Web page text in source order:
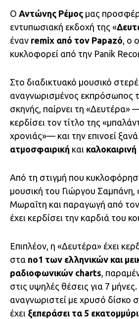
Ο Αντώνης Ρέμος μας
εντυπωσιακή εκδοχή της «
έναν remix από τον Papazó, ο
κυκλοφορεί από την Panik
Στο διαδικτυακό μουσικό
αναγνωρισμένος εκπρόσωπος
σκηνής, παίρνει τη «Δευτέρα»
κερδίσει τον τίτλο της
χρονιάς»— και την επινοεί
ατμοσφαιρική και
Από τη στιγμή που
μουσική του Γιώργου Σαμπάνη,
Μωραΐτη και παραγωγή από
έχει κερδίσει την καρδιά του
Επιπλέον, η «Δευτέρα» έχει
στα no1 των ελληνικών και
ραδιοφωνικών charts,
στις υψηλές θέσεις για 7 μήνες.
αναγνωριστεί με χρυσό δίσκο
έχει ξεπεράσει τα 5